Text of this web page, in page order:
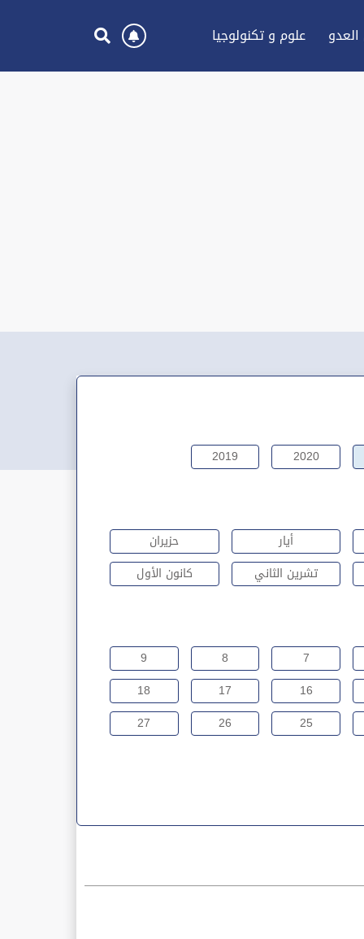
علوم و تكنولوجيا
2020
2019
أيار
حزيران
تشرين الثاني كانون الأول
7
8
9
16
17
18
25
26
27